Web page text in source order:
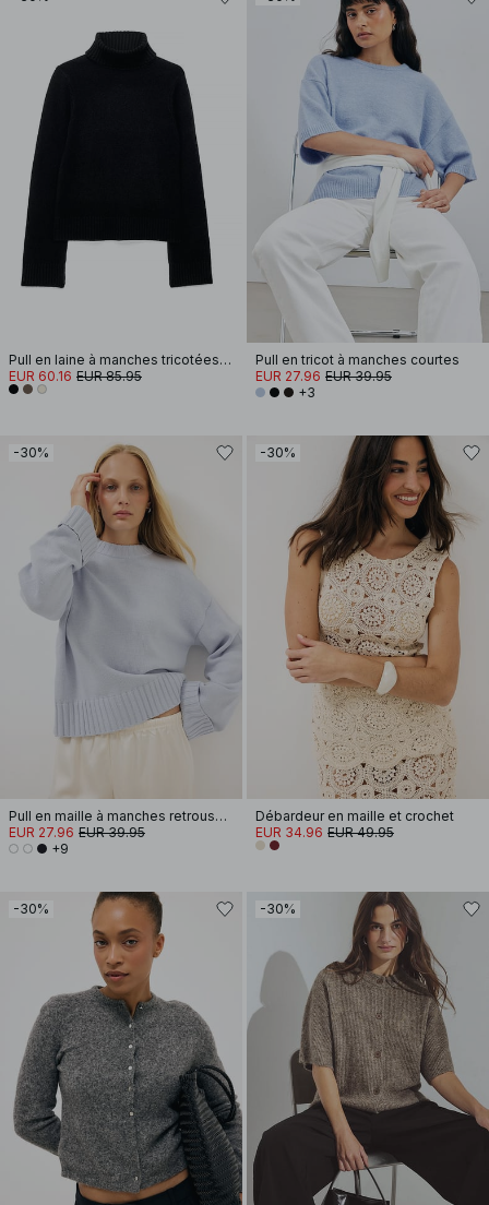
Pull en laine à manches tricotées avec fente
EUR 60.16 EUR 85.95
Pull en tricot à manches courtes
EUR 27.96 EUR 39.95
+3
-30%
Pull en maille à manches retroussées
EUR 27.96 EUR 39.95
+9
-30%
Débardeur en maille et crochet
EUR 34.96 EUR 49.95
-30% -30%